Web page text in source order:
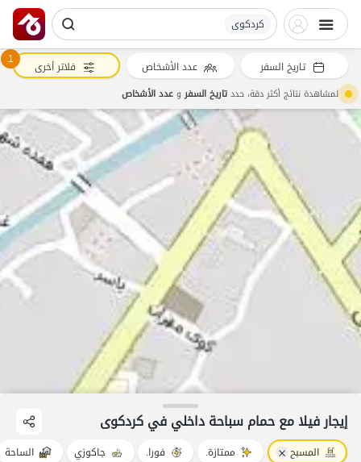
کردکوی
إيجار فيلا مع حمام سباحة داخلي في کردکوی
المسبح ممتازة. فورا. جاكوزي الساحة
تاريخ السفر عدد الأشخاص 1 فلاتر أخرى
لمشاهدة نتائج أكثر دقة، حددتاريخ السفروعدد الأشخاص